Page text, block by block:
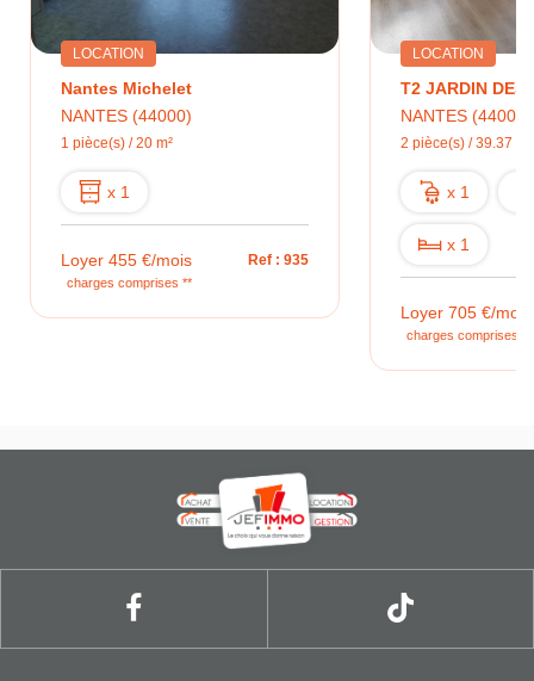
LOCATION
Nantes Michelet
NANTES (44000)
1 pièce(s) / 20 m²
x 1
Loyer 455 €/mois
charges comprises **
Ref : 935
LOCATION
T2 JARDIN DES
NANTES (44000)
2 pièce(s) / 39.37 m²
x 1
x 1
Loyer 705 €/mois
charges comprises **